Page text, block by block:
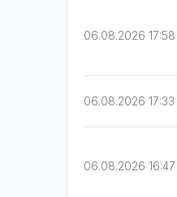
06.08.2026 17:58
06.08.2026 17:33
06.08.2026 16:47